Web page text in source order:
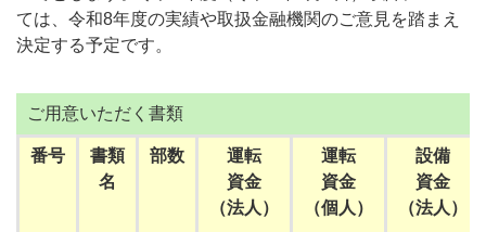
ては、令和8年度の実績や取扱金融機関のご意見を踏まえ
決定する予定です。
ご用意いただく書類
番号
書類
名
部数
運転
資金
（法人）
運転
資金
（個人）
設備
資金
（法人）